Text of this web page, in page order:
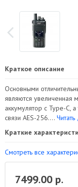
Краткое описание
Основными
являются увеличенная
аккумулятор с Type-C,
связи AES-256....
Краткие
Смотреть все
7499.00 р.